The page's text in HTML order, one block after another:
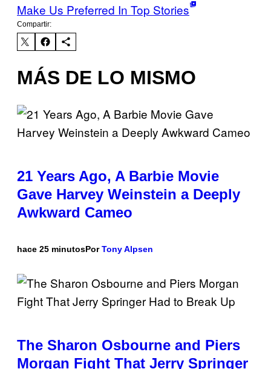
Make Us Preferred In Top Stories
Compartir:
MÁS DE LO MISMO
21 Years Ago, A Barbie Movie
Gave Harvey Weinstein a Deeply
Awkward Cameo
hace 25 minutosPorTony Alpsen
The Sharon Osbourne and Piers
Morgan Fight That Jerry Springer